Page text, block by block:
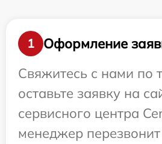
1
Оформление
Свяжитесь с нами по
оставьте заявку на
сервисного центра
менеджер